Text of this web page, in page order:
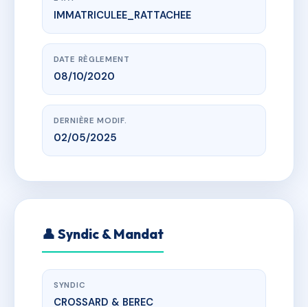
www.vme.plus/AH3610979
CARRE LOUIS
imp rosa parks, 94600 Choisy-le-Roi
IMMATRICULEE_RATTACHEE
DATE RÈGLEMENT
08/10/2020
DERNIÈRE MODIF.
02/05/2025
👤 Syndic & Mandat
SYNDIC
CROSSARD & BEREC